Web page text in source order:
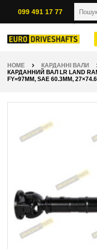
099 491 17 77
HOME КАРДАННІ ВАЛИ
КАРДАННИЙ ВАЛ LR LAND
FY=97ММ, SAE 60.3ММ,